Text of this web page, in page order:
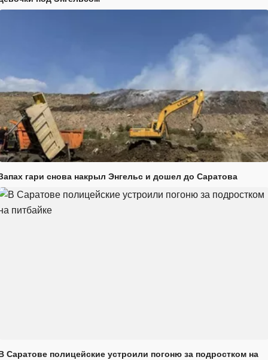
гари снова накрыл Энгельс и дошел до Саратова
Саратове полицейские устроили погоню за подростком на